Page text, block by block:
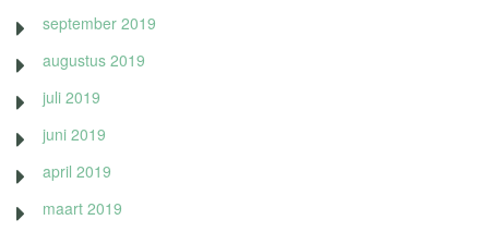
september 2019
augustus 2019
juli 2019
juni 2019
april 2019
maart 2019